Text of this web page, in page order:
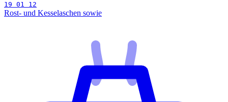
19 01 12
Rost- und Kesselaschen sowie